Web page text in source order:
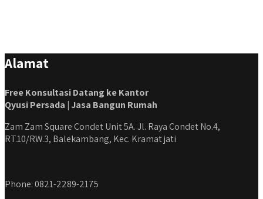
Alamat
Free Konsultasi Datang ke Kantor
Qyusi Persada | Jasa Bangun Rumah
Zam Zam Square Condet Unit 5A. Jl. Raya Condet No.4,
RT.10/RW.3, Balekambang, Kec. Kramat jati
Phone: 0821-2289-2175